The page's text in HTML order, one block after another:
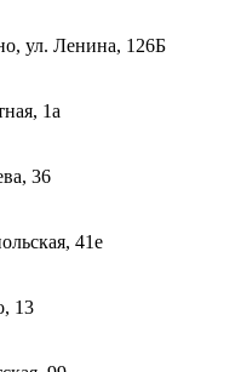
ул. Ленина, 126Б
1а
36
41е
13